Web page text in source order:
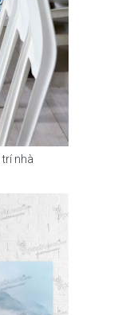
nhà